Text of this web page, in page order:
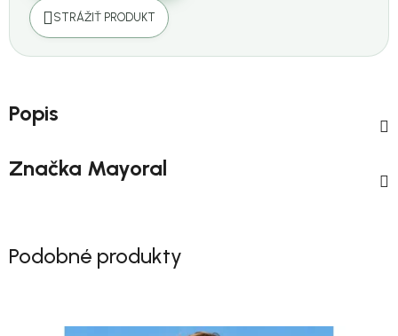
STRÁŽIŤ PRODUKT
Popis
Značka Mayoral
Podobné produkty